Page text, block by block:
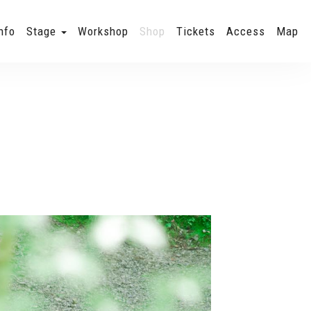
Stage Workshop Shop Tickets Access Map